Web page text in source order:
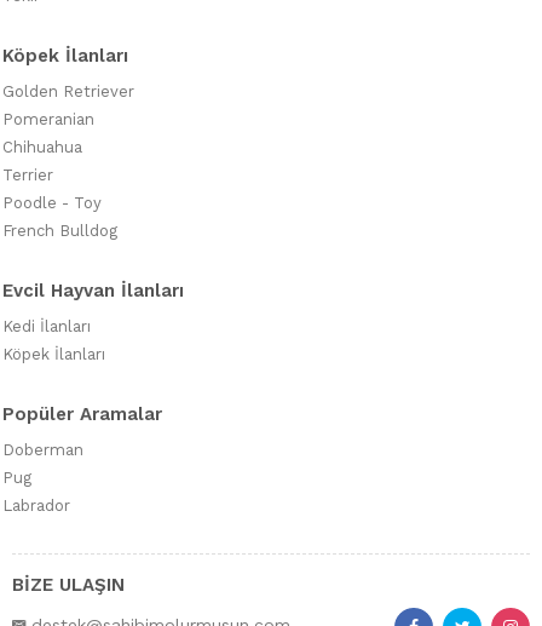
Köpek İlanları
Golden Retriever
Pomeranian
Chihuahua
Terrier
Poodle - Toy
French Bulldog
Evcil Hayvan İlanları
Kedi İlanları
Köpek İlanları
Popüler Aramalar
Doberman
Pug
Labrador
BİZE ULAŞIN